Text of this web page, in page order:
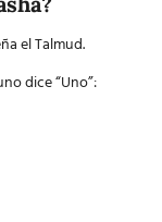
el Talmud.
dice “Uno”: